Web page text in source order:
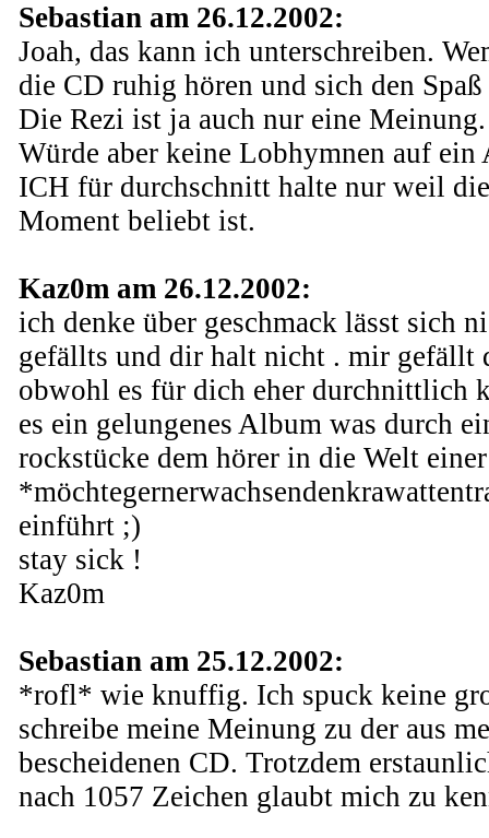
Sebastian am 26.12.2002:
Joah, das kann ich unterschreiben.
die CD ruhig hören und sich den
Die Rezi ist ja auch nur eine Meinung.
Würde aber keine Lobhymnen auf ein
ICH für durchschnitt halte nur weil
Moment beliebt ist.
Kaz0m am 26.12.2002:
ich denke über geschmack lässt sich
gefällts und dir halt nicht . mir gefällt
obwohl es für dich eher durchnittlich
es ein gelungenes Album was durch
rockstücke dem hörer in die Welt einer
einführt ;)
stay sick !
Kaz0m
Sebastian am 25.12.2002:
*rofl* wie knuffig. Ich spuck keine
schreibe meine Meinung zu der aus
bescheidenen CD. Trotzdem
nach 1057 Zeichen glaubt mich zu